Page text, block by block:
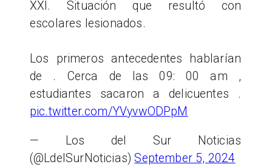
XXI. Situación que resultó con
escolares lesionados.
Los primeros antecedentes hablarían
de . Cerca de las 09: 00 am ,
estudiantes sacaron a delicuentes .
pic.twitter.com/YVyvwODPpM
— Los del Sur Noticias
(@LdelSurNoticias)September 5, 2024